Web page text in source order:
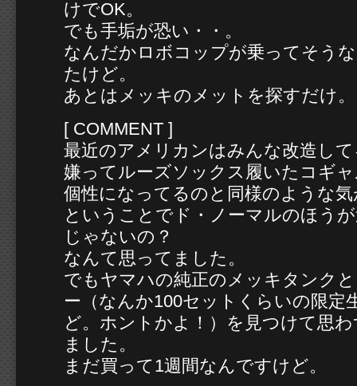
けでOK。
でも手垢が恐い・・。
なんだかロボコップが乗ってそう
たけど。
あとはメッキのメットを探すだけ。
[ COMMENT ]
最近のアメリカンはみんな改造し
嫌ってルーズソックス履いたコギ
個性になってるのと同様のような気
ということでド・ノーマルのほう
じゃないの？
なんて思ってました。
でもヤマハの純正のメッキタンク
ー（なんか100セットくらいの限定
ど。ホントかよ！）を見つけて思
ました。
まだ買って1週間なんですけど。